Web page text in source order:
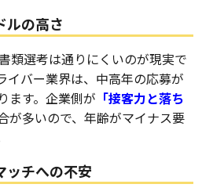
ルの高さ
類選考は通りにくいのが現実で
イバー業界は、中高年の応募が
ます。企業側が 「接客力と落ち
が多いので、年齢がマイナス要
ッチへの不安